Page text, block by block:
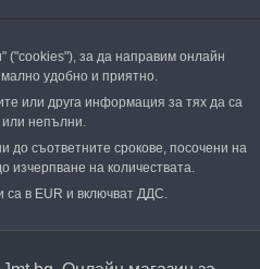
("cookies"), за да направим онлайн
удобно и приятно.
или друга информация за тях да са
непълни.
до съответните срокове, посочени на
на количествата.
са в EUR и включват ДДС.